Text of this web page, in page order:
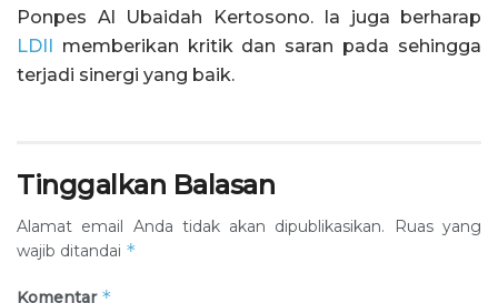
Ponpes Al Ubaidah Kertosono. Ia juga berharap
LDII memberikan kritik dan saran pada sehingga
terjadi sinergi yang baik.
Tinggalkan Balasan
Alamat email Anda tidak akan dipublikasikan.
Ruas yang
wajib ditandai *
Komentar *